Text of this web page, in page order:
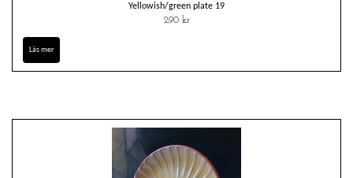
Yellowish/green plate 19
290 kr
Läs mer